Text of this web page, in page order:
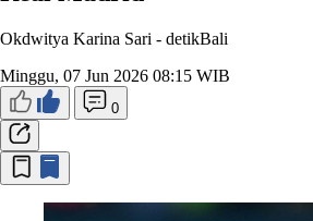
Okdwitya Karina Sari - detikBali
Minggu, 07 Jun 2026 08:15 WIB
0